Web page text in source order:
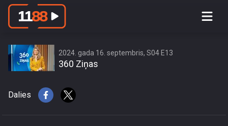
Tepiķi uz sienas, putekļi un citas
2024. gada 16. septembris, S04 E13
360 Ziņas
Dalies